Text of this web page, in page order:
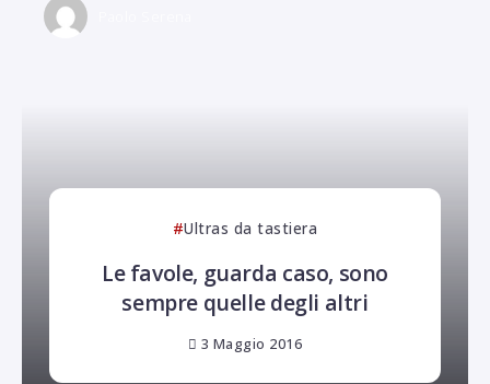
Ultras da tastiera
Le favole, guarda caso, sono
sempre quelle degli altri
3 Maggio 2016